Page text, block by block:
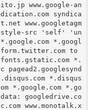
www.google-an
syndica
www.googletagm
style-src 'self' 'un
*.googl
to
*.
*.disqus
*.google.com *.go
data: googledrive.co
www.monotalk.x